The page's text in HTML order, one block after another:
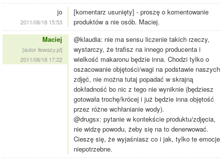
jo
2011/08/18 15:53
[komentarz usunięty] - proszę o komentowanie
produktów a nie osób. Maciej.
Maciej
[autor ilewazy.pl]
2011/08/18 17:22
@klaudia: nie ma sensu liczenie takich rzeczy,
wystarczy, że trafisz na innego producenta i
wielkość makaronu będzie inna. Chodzi tylko o
oszacowanie objętości/wagi na podstawie naszych
zdjęć, nie można tutaj popadać w skrajną
dokładność bo nic z tego nie wyniknie (będziesz
gotowała trochę/krócej i już będzie inna objętość
przez różne wchłanianie wody).
@drugsx: pytanie w kontekście produktu/zdjęcia,
nie widzę powodu, żeby się na to denerwować.
Cieszę się, że wyjaśniasz co i jak, tylko te emocje
niepotrzebne.